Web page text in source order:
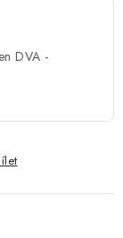
DVA -